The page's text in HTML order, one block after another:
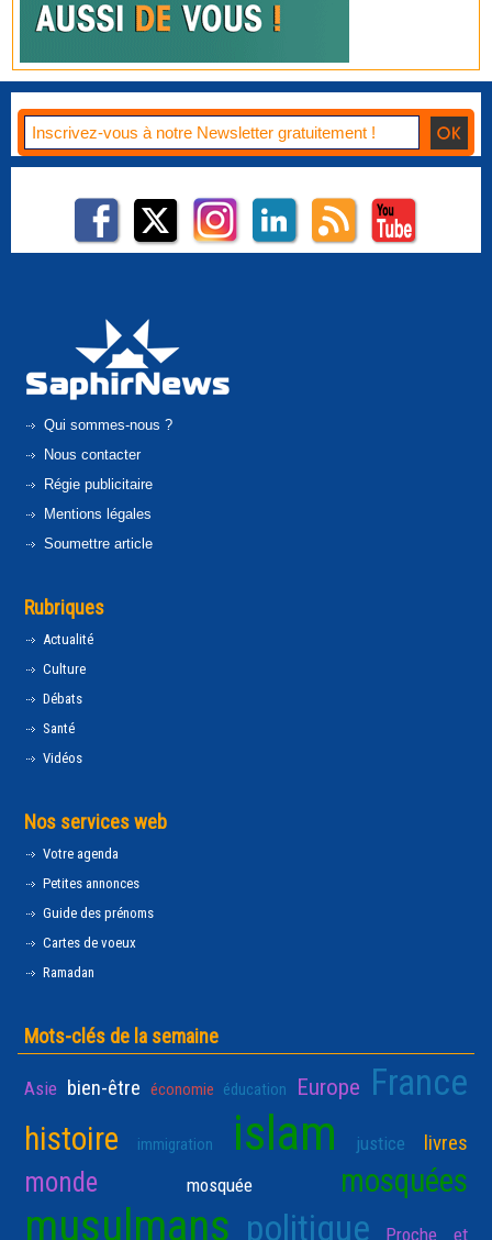
Qui sommes-nous ?
Nous contacter
Régie publicitaire
Mentions légales
Soumettre article
Rubriques
Actualité
Culture
Débats
Santé
Vidéos
Nos services web
Votre agenda
Petites annonces
Guide des prénoms
Cartes de voeux
Ramadan
Mots-clés de la semaine
Asie bien-être économie éducation Europe France
histoire immigration islam justice livres
monde mosquée mosquées
musulmans politique Proche et